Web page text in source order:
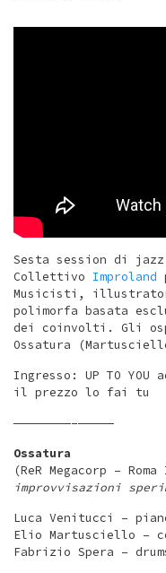
Sesta session di
Collettivo Improland
Musicisti,
polimorfa basata
dei coinvolti. Gli
Ossatura
Ingresso: UP TO
il prezzo lo fai tu
————————–—————
Ossatura
(ReR Megacorp – Roma
improvvisazioni
Luca Venitucci –
Elio Martusciello –
Fabrizio Spera –